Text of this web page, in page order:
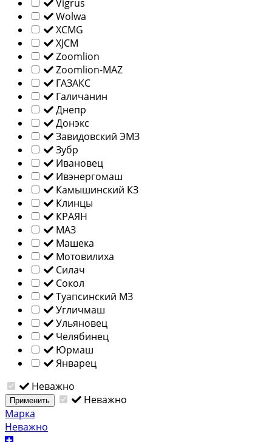
Vigrus
Wolwa
XCMG
XJCM
Zoomlion
Zoomlion-MAZ
ГАЗАКС
Галичанин
Днепр
Донэкс
Завидовский ЭМЗ
Зубр
Ивановец
Ивэнергомаш
Камышинский КЗ
Клинцы
КРАЯН
МАЗ
Машека
Мотовилиха
Силач
Сокол
Туапсинский МЗ
Угличмаш
Ульяновец
Челябинец
Юрмаш
Январец
Неважно
Применить
Неважно
Марка
Неважно